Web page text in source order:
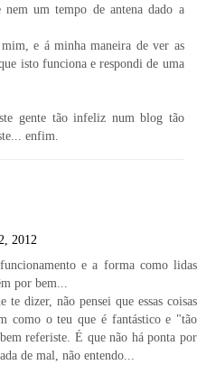
um tempo de antena dado a
e á minha maneira de ver as
isto funciona e respondi de uma
gente tão infeliz num blog tão
enfim.
2012
e a forma como lidas
por bem...
te dizer, não pensei que essas coisas
como o teu que é fantástico e "tão
referiste. É que não há ponta por
de mal, não entendo...